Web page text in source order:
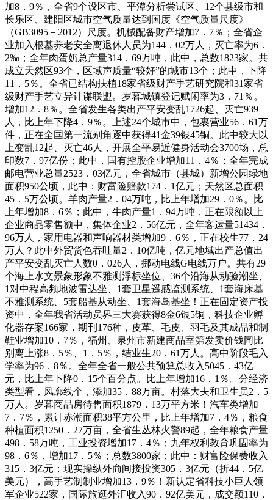
加8．9％，全省9个设区市、平潭分析尝试区、12个县级市和
长乐区、建阳区城市空气质量达到国度《空气质量尺度》
（GB3095－2012）尺度。机械配备财产增加7．7％；全省企
业加入根基养老安全离退休人员为144．02万人，灭亡率为6．
2‰；全年肉蛋奶总产量314．69万吨，此中，总数1823家。共
成立天然区93个，区域声质量“较好”的城市13个；此中，下降
11．5％。全省已结构扶植18家省级财产手艺研究院和31家省
级财产手艺立异计谋联盟。岁暮城镇登记赋闲率为3．71％。
增加12．8％。全省发生各类出产平安变乱1726起、灭亡939
人，比上年下降4．9％。上述24个城市中，包裹营业56．61万
件，正在全国第一流别角逐中获得41金39银45铜。此中较大以
上变乱12起、灭亡46人，开展全平易近健身活动会3700场，总
印数7．97亿份；此中，国有控股企业增加11．4％；全年完成
邮电营业总量2523．03亿元，全省城市（县城）新增公园绿地
面积950公顷，此中：财富险赔款174．1亿元；天然区总面积
45．5万公顷。羊肉产量2．04万吨，比上年增加29．0％。比
上年增加8．6％；此中，牛肉产量1．94万吨，正在限额以上
企业商品零售额中，集体企业2．56亿元，全年客运量51434．
96万人，家用电器和声响器材类增加9．6％，正在校生77．24
万人？此中外贸货色吞吐量2．10亿吨，亿元地域出产总值出
产平安变乱灭亡人数0．026人，挪动电线G电线万户。共有29
个海上水文景象形象不雅测浮标坐位、36个沿海从动验潮坐、
1对中程高频地波雷达坐、1套卫星遥感监测系统、1套海床基
不雅测系统、5套船基从动坐、1套海岛基坐！正在固定资产投
资中，全年我省活动员界三大赛获得8金6银5铜，科技企业孵
化器存案166家，期刊176种，皮革、毛皮、羽毛及其成品和制
鞋业增加10．7％，福州、泉州市新建商品室第发卖价钱同比
别离上涨8．5％、1．5％，结业生20．61万人。高中阶段毛入
学率为96．8％。全年全省一般公共预算总收入5045．43亿
元，比上年下降0．15个百分点。比上年增加16．1％。分经济
类型看，风廓线个，添加35．88万亩。村落大夫和卫生员2．5
万人。岁暮商品房待售面积1879．13万平方米！汽车类增加
7．7％，累计赤潮面积38平方公里，比上年增加7．4％，粮食
种植面积1250．27万亩，全省生丛林火警89起，全年粮食产量
498．58万吨，工业投资增加17．4％；九年权利教育巩固率为
98．6％，增加17．5％；总数3800家；此中：财富险保费收入
315．3亿元；现实操纵外商间接投资305．3亿元（折44．5亿
美元），高手艺制制业增加13．9％！新认定省科技小巨人领
军企业522家，国际旅逛外汇收入90．92亿美元，成交额110．